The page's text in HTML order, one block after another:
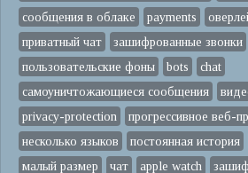
сообщения в облаке
payments
приватный чат
зашифрованные звонки
пользовательские фоны
bots
chat
самоуничтожающиеся сообщения
privacy-protection
прогрессивное веб-
несколько языков
постоянная история
малый размер
чат apple watch